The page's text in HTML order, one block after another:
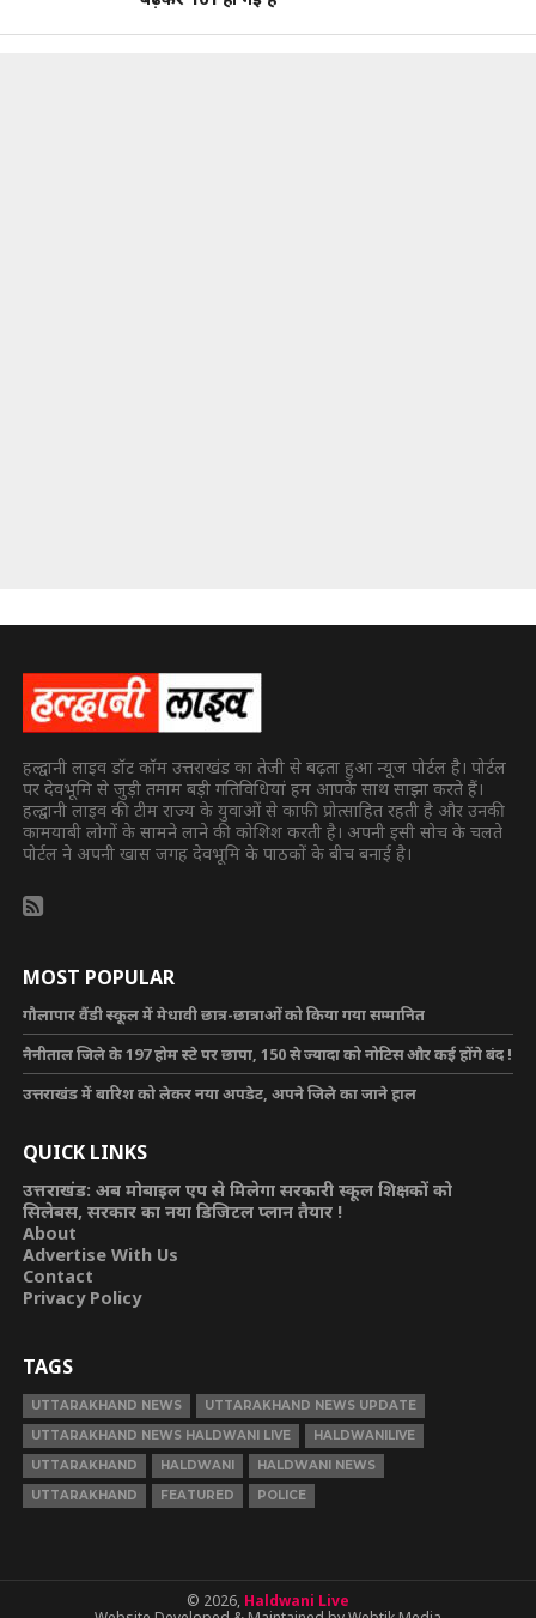
हल्द्वानी लाइव डॉट कॉम उत्तराखंड का तेजी से बढ़ता हुआ न्यूज पोर्टल है। पोर्टल
पर देवभूमि से जुड़ी तमाम बड़ी गतिविधियां हम आपके साथ साझा करते हैं।
हल्द्वानी लाइव की टीम राज्य के युवाओं से काफी प्रोत्साहित रहती है और उनकी
कामयाबी लोगों के सामने लाने की कोशिश करती है। अपनी इसी सोच के चलते
पोर्टल ने अपनी खास जगह देवभूमि के पाठकों के बीच बनाई है।
MOST POPULAR
गौलापार वैंडी स्कूल में मेधावी छात्र-छात्राओं को किया गया सम्मानित
नैनीताल जिले के 197 होम स्टे पर छापा, 150 से ज्यादा को नोटिस और कई होंगे बंद !
उत्तराखंड में बारिश को लेकर नया अपडेट, अपने जिले का जाने हाल
QUICK LINKS
उत्तराखंड: अब मोबाइल एप से मिलेगा सरकारी स्कूल शिक्षकों को
सिलेबस, सरकार का नया डिजिटल प्लान तैयार !
About
Advertise With Us
Contact
Privacy Policy
TAGS
UTTARAKHAND NEWS
UTTARAKHAND NEWS UPDATE
UTTARAKHAND NEWS HALDWANI LIVE
HALDWANILIVE
UTTARAKHAND
HALDWANI
HALDWANI NEWS
UTTARAKHAND
FEATURED POLICE
© 2026, Haldwani Live